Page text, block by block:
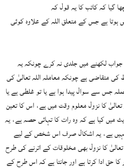
گیا کہ کاتب کا یہ قول کہ
ہوتا ہے جس کے متعلق اللہ کے علاوہ کوئی
لکھنے میں جلدی نہ کرے چونکہ یہ
متقاضی ہے چونکہ معاملہ اللہ تعالیٰ کی
جس سے سوال پیدا ہوا ہے یا تو غلطی ہے یا
کا نزول معلوم وقت میں ہے، اس کا تعین
میں کیا ہے کہ وہ رات کا تہائی حصہ ہے، یہ
ہے، یہ اشکال صرف اس شخص کے لیے
کا نزول بھی مخلوقات کے اترنے کی طرح
حق ادا کرتا ہے اور جانتا ہے کہ اس طرح کے